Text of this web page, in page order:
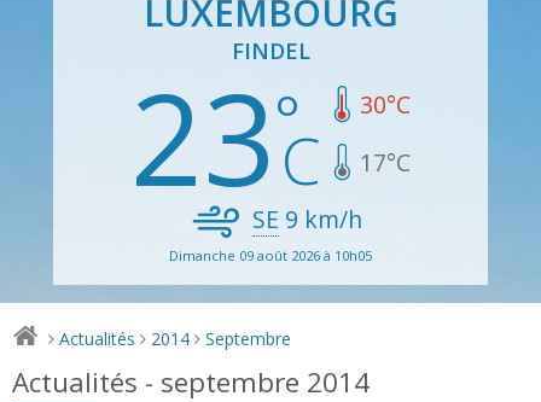
LUXEMBOURG
FINDEL
23 30°C
17°C
SE 9 km/h
Dimanche 09 août 2026 à 10h05
> Actualités > 2014 > Septembre
Actualités - septembre 2014